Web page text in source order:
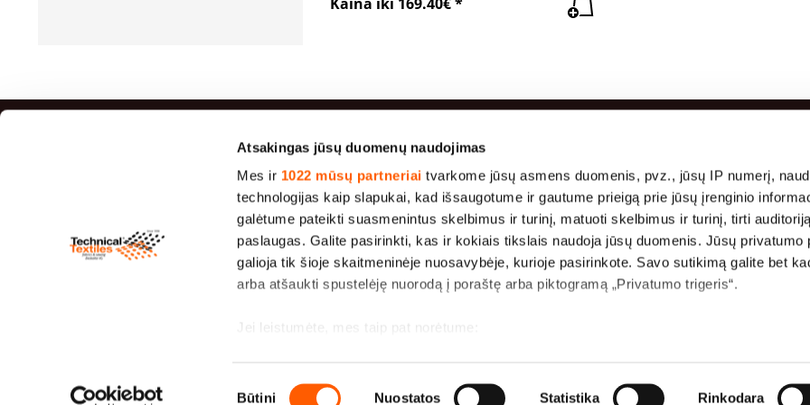
Atsakingas jūsų duomenų naudojimas
Mes ir 1022 mūsų partneriai tvarkome jūsų asmens duomenis, pvz., jūsų IP numerį,
technologijas kaip slapukai, kad išsaugotume ir gautume prieigą prie jūsų įrenginio
galėtume pateikti suasmenintus skelbimus ir turinį, matuoti skelbimus ir turinį, tirti
paslaugas. Galite pasirinkti, kas ir kokiais tikslais naudoja jūsų duomenis. Jūsų privatumo
galioja tik šioje skaitmeninėje nuosavybėje, kurioje pasirinkote. Savo sutikimą galite bet
arba atšaukti spustelėję nuorodą į poraštę arba piktogramą „Privatumo trigeris“.
Jei leistumėte, mes taip pat norėtume:
Identifikuoti jūsų įrenginį aktyviai jį skenuodami pagal specifines charakteristikas
Būtini Nuostatos Statistika Rinkodara
Didžiausi pardavimai
Džiuto audinys
Veltinis
Sietų audiniai ( 26
μm - 1950 μm)
Canvas Fabric"
Marlė medicininė
Geotekstilė
Tentai 175 g/m2
Apsauginiai tinkleliai
Informacija
Gamyba
Apmokėjimas
Apie mus
Pristatymas